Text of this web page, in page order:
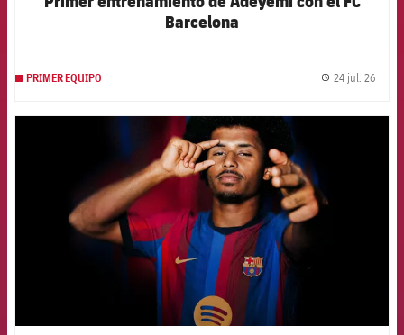
Barcelona
PRIMER EQUIPO 24 jul. 26
FCB Barcelona badge